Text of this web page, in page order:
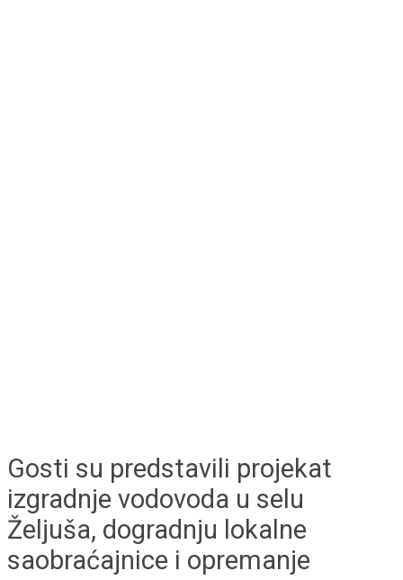
Gosti su predstavili projekat
izgradnje vodovoda u selu
Željuša, dogradnju lokalne
saobraćajnice i opremanje